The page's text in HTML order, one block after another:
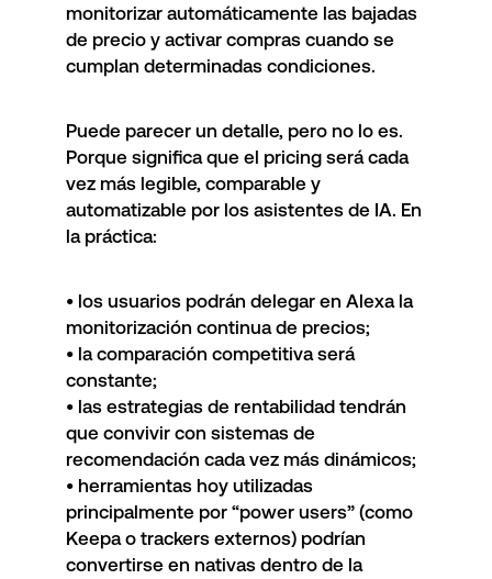
monitorizar automáticamente las bajadas
de precio y activar compras cuando se
cumplan determinadas condiciones.
Puede parecer un detalle, pero no lo es.
Porque significa que el pricing será cada
vez más legible, comparable y
automatizable por los asistentes de IA. En
la práctica:
• los usuarios podrán delegar en Alexa la
monitorización continua de precios;
• la comparación competitiva será
constante;
• las estrategias de rentabilidad tendrán
que convivir con sistemas de
recomendación cada vez más dinámicos;
• herramientas hoy utilizadas
principalmente por “power users” (como
Keepa o trackers externos) podrían
convertirse en nativas dentro de la